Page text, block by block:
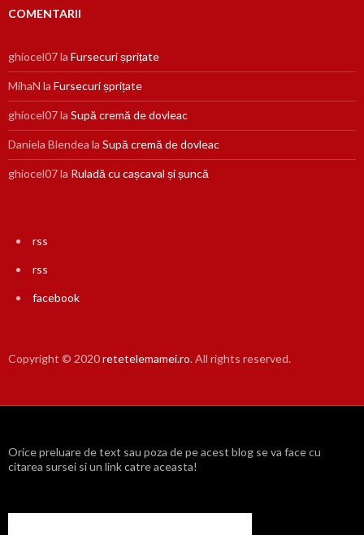
COMENTARII
ghiocel07la Fursecuri șprițate
MihaN la Fursecuri șprițate
ghiocel07la Supă cremă de dovleac
Daniela Blendea la Supă cremă de dovleac
ghiocel07la Ruladă cu cașcaval și șuncă
rss
rss
facebook
Copyright © 2020retetelemamei.ro. All rights reserved.
Orice preluare de text sau poza de pe acest blog se va face cu
citarea sursei si un link catre aceasta!